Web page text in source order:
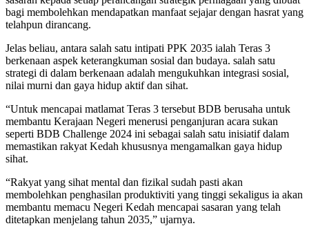
bagi membolehkan mendapatkan manfaat sejajar dengan hasrat yang
telahpun dirancang.
Jelas beliau, antara salah satu intipati PPK 2035 ialah Teras 3
berkenaan aspek keterangkuman sosial dan budaya. salah satu
strategi di dalam berkenaan adalah mengukuhkan integrasi sosial,
nilai murni dan gaya hidup aktif dan sihat.
“Untuk mencapai matlamat Teras 3 tersebut BDB berusaha untuk
membantu Kerajaan Negeri menerusi penganjuran acara sukan
seperti BDB Challenge 2024 ini sebagai salah satu inisiatif dalam
memastikan rakyat Kedah khususnya mengamalkan gaya hidup
sihat.
“Rakyat yang sihat mental dan fizikal sudah pasti akan
membolehkan penghasilan produktiviti yang tinggi sekaligus ia akan
membantu memacu Negeri Kedah mencapai sasaran yang telah
ditetapkan menjelang tahun 2035,” ujarnya.